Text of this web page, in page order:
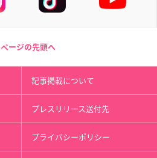
ページの先頭へ
記事掲載について
プレスリリース送付先
プライバシーポリシー